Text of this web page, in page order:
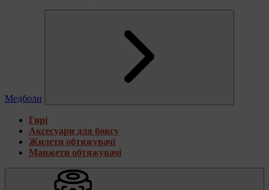
Медболи
Гирі
Аксесуари для боксу
Жилети обтяжувачі
Манжети обтяжувачі